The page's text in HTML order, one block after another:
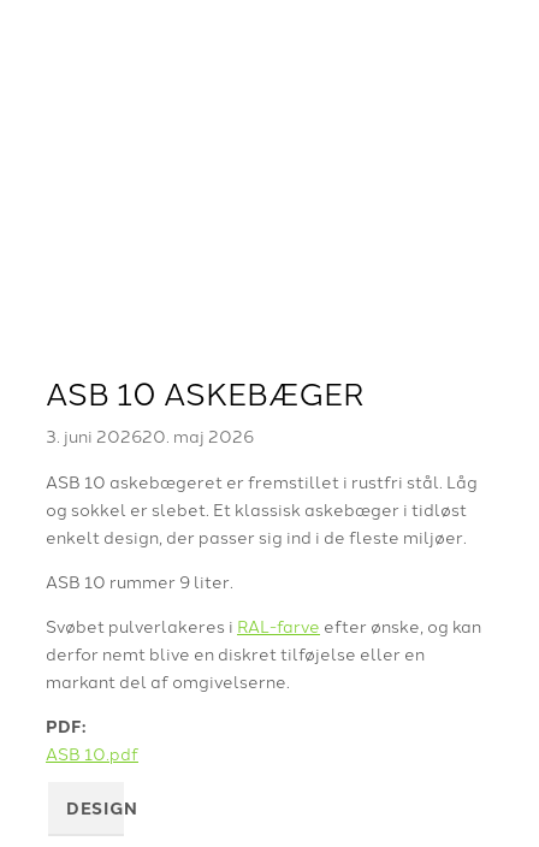
ASB 10 ASKEBÆGER
3. juni 202620. maj 2026
ASB 10 askebægeret er fremstillet i rustfri stål. Låg
og sokkel er slebet. Et klassisk askebæger i tidløst
enkelt design, der passer sig ind i de fleste miljøer.
ASB 10 rummer 9 liter.
Svøbet pulverlakeres i RAL-farve efter ønske, og kan
derfor nemt blive en diskret tilføjelse eller en
markant del af omgivelserne.
PDF:
ASB 10.pdf
DESIGN